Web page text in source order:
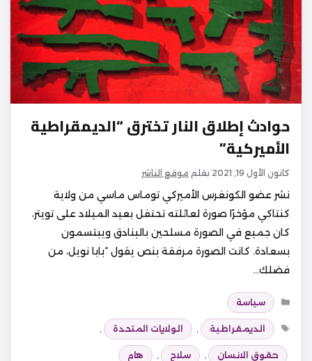
حوادث إطلاق النار تخترق “الديمقراطية
الأميركية”
كانون الأول 19, 2021 بقلم موقع الناشر
نشر عضو الكونغرس الأميركي توماس ماسي من ولاية
كنتاكي مؤخرًا صورة لعائلته تحتفل بعيد الميلاد على تويتر،
كان جميع في الصورة مسلحين بالبنادق ويبتسمون
بسعادة. كانت الصورة مرفقة بنص يقول “بابا نويل، من
فضلك…
التصنيفات
سياسة
الوسوم
الديمقراطية الولايات المتحدة
حقوق الانسان سلاح هام